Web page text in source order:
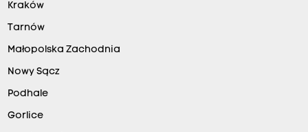
Kraków
Tarnów
Małopolska Zachodnia
Nowy Sącz
Podhale
Gorlice